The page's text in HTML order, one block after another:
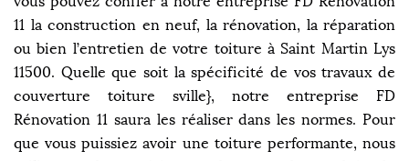
11 la construction en neuf, la rénovation, la réparation
ou bien l’entretien de votre toiture à Saint Martin Lys
11500. Quelle que soit la spécificité de vos travaux de
couverture toiture sville}, notre entreprise FD
Rénovation 11 saura les réaliser dans les normes. Pour
que vous puissiez avoir une toiture performante, nous